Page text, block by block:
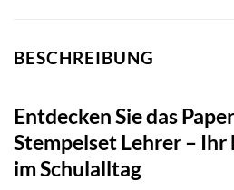
BESCHREIBUNG
Entdecken Sie das
Stempelset Lehrer –
im Schulalltag